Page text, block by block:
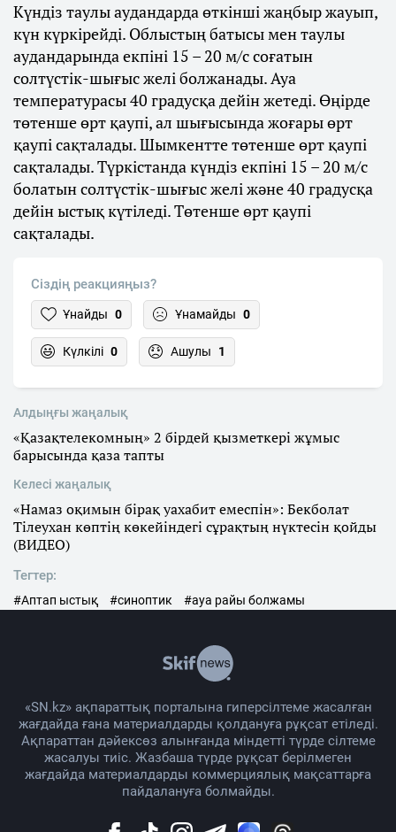
Күндіз таулы аудандарда өткінші жаңбыр жауып,
күн күркірейді. Облыстың батысы мен таулы
аудандарында екпіні 15 – 20 м/с соғатын
солтүстік-шығыс желі болжанады. Ауа
температурасы 40 градусқа дейін жетеді. Өңірде
төтенше өрт қаупі, ал шығысында жоғары өрт
қаупі сақталады. Шымкентте төтенше өрт қаупі
сақталады. Түркістанда күндіз екпіні 15 – 20 м/с
болатын солтүстік-шығыс желі және 40 градусқа
дейін ыстық күтіледі. Төтенше өрт қаупі
сақталады.
Сіздің реакцияңыз?
Ұнайды 0 Ұнамайды 0
Күлкілі 0 Ашулы 1
Алдыңғы жаңалық
«Қазақтелекомның» 2 бірдей қызметкері жұмыс
барысында қаза тапты
Келесі жаңалық
«Намаз оқимын бірақ уахабит емеспін»: Бекболат
Тілеухан көптің көкейіндегі сұрақтың нүктесін қойды
(ВИДЕО)
Тегтер:
#Аптап ыстық #синоптик #ауа райы болжамы
«SN.kz» ақпараттық порталына гиперсілтеме жасалған
жағдайда ғана материалдарды қолдануға рұқсат етіледі.
Ақпараттан дәйексөз алынғанда міндетті түрде сілтеме
жасалуы тиіс. Жазбаша түрде рұқсат берілмеген
жағдайда материалдарды коммерциялық мақсаттарға
пайдалануға болмайды.